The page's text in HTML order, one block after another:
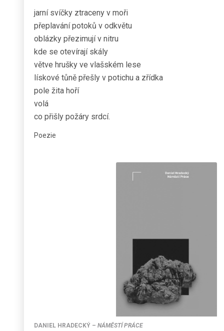
jarní svíčky ztraceny v moři
přeplavání potoků v odkvětu
oblázky přezimují v nitru
kde se otevírají skály
větve hrušky ve vlašském lese
lískové tůně přešly v potichu a zřídka
pole žita hoří
volá
co přišly požáry srdcí.
Poezie
DANIEL HRADECKÝ– NÁMĚSTÍ PRÁCE